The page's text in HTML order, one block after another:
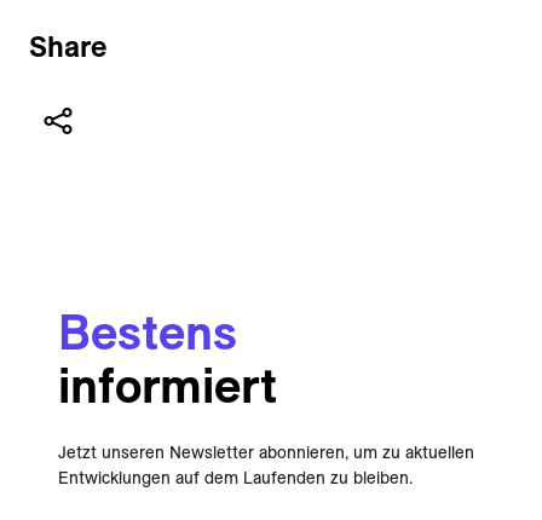
Share
Bestens
informiert
Jetzt unseren Newsletter abonnieren, um zu aktuellen
Entwicklungen auf dem Laufenden zu bleiben.